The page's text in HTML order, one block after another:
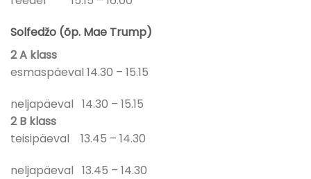
Solfedžo (õp. Mae Trump)
2 A klass
esmaspäeval 14.30 – 15.15
neljapäeval 14.30 – 15.15
2 B klass
teisipäeval 13.45 – 14.30
neljapäeval 13.45 – 14.30